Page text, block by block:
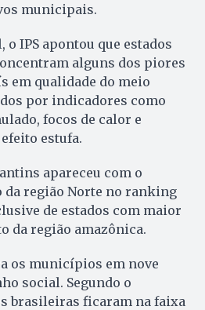
municipais.
o IPS apontou que estados
alguns dos piores
em qualidade do meio
por indicadores como
focos de calor e
estufa.
apareceu com o
da região Norte no ranking
de estados com maior
da região amazônica.
os municípios em nove
social. Segundo o
brasileiras ficaram na faixa